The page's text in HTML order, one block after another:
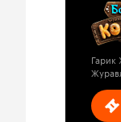
Гарик